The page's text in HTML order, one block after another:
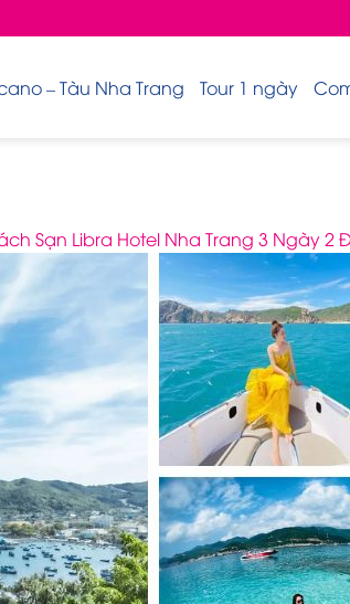
– Tàu Nha Trang Tour 1 ngày
Sạn Libra Hotel Nha Trang 3 Ngày 2